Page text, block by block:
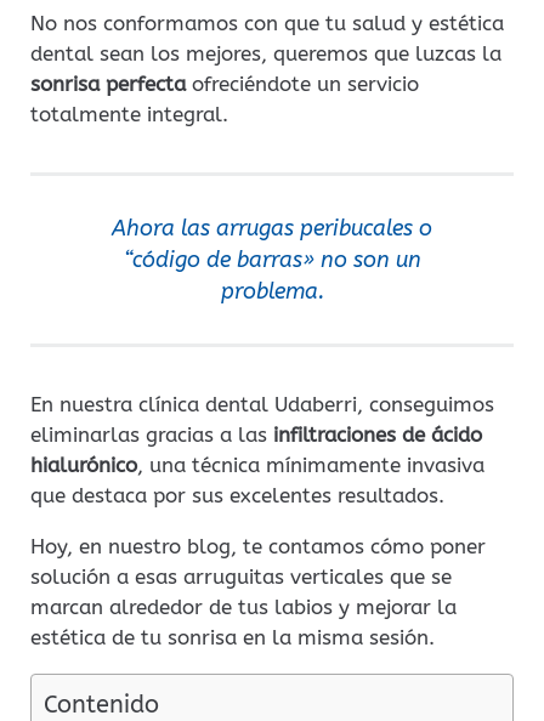
No nos conformamos con que tu salud y estética
dental sean los mejores, queremos que luzcas la
sonrisa perfectaofreciéndote un servicio
totalmente integral.
Ahora las arrugas peribucales o
“código de barras» no son un
problema.
En nuestra clínica dental Udaberri, conseguimos
eliminarlas gracias a las infiltraciones de ácido
hialurónico, una técnica mínimamente invasiva
que destaca por sus excelentes resultados.
Hoy, en nuestro blog, te contamos cómo poner
solución a esas arruguitas verticales que se
marcan alrededor de tus labios y mejorar la
estética de tu sonrisa en la misma sesión.
Contenido